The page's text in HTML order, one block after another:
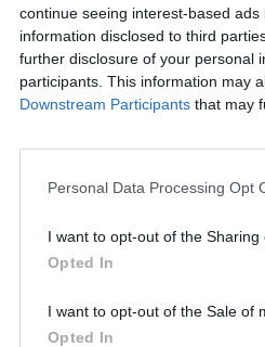
continue seeing interest-based
information disclosed to third
further disclosure of your personal
participants. This information may
Downstream Participants that may
Personal Data Processing Opt
I want to opt-out of the Sharing
Opted In
I want to opt-out of the Sale of
Opted In